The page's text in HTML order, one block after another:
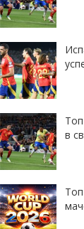
в